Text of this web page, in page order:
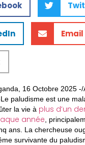
Email
16 Octobre 2025
paludisme est une
la vie à plus d’un
année ,
ans. La chercheuse
survivante du